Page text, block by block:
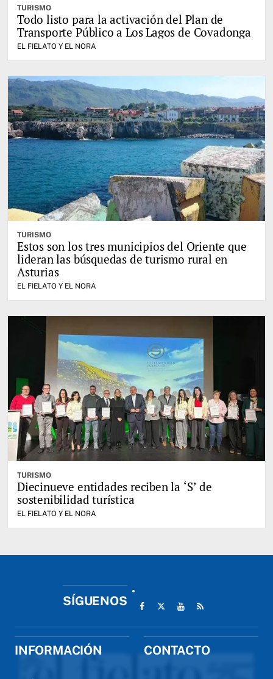
TURISMO
Todo listo para la activación del Plan de
Transporte Público a Los Lagos de Covadonga
EL FIELATO Y EL NORA
TURISMO
Estos son los tres municipios del Oriente que
lideran las búsquedas de turismo rural en
Asturias
EL FIELATO Y EL NORA
TURISMO
Diecinueve entidades reciben la ‘S’ de
sostenibilidad turística
EL FIELATO Y EL NORA
SÍGUENOS
INFORMACIÓN CONTACTO